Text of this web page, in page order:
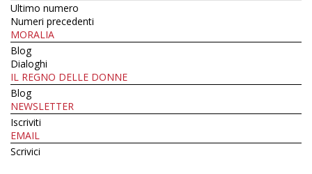
Ultimo numero
Numeri precedenti
MORALIA
Blog
Dialoghi
IL REGNO DELLE DONNE
Blog
NEWSLETTER
Iscriviti
EMAIL
Scrivici